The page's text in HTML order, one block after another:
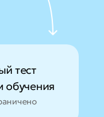
тест
обучения